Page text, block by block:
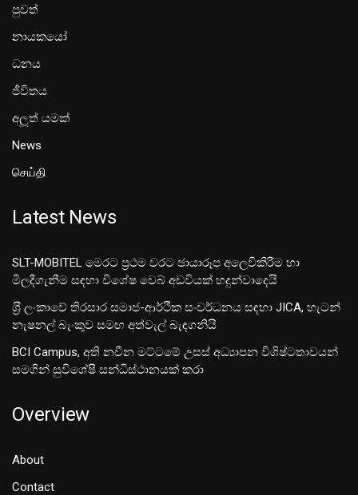
පුවත්
නායකයෝ
ධනය
ජීවිතය
අලූත් යමක්
News
செய்தி
Latest News
SLT-MOBITEL මෙරට ප්‍රථම වරට ඡායාරූප අලෙවිකිරීම හා
මිලදීගැනීම සඳහා විශේෂ වෙබ් අඩවියක් හදුන්වාදෙයි
ශ‍්‍රී ලංකාවේ තිරසාර සමාජ-ආර්ථික සංවර්ධනය සඳහා JICA, හැටන්
නැෂනල් බැංකුව සමඟ අත්වැල් බැඳගනියි
BCI Campus, අති නවීන මට්ටමේ උසස් අධ්‍යාපන විශිෂ්ටතාවයන්
සමගින් සුවිශේෂී සන්ධිස්ථානයක් කරා
Overview
About
Contact